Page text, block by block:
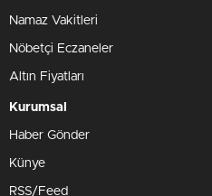
Namaz Vakitleri
Nöbetçi Eczaneler
Altın Fiyatları
Kurumsal
Haber Gönder
Künye
RSS/Feed